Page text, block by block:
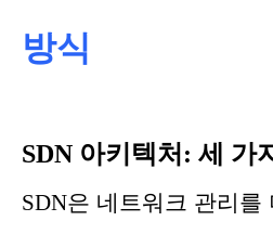
방식
SDN 아키텍처: 세 가
SDN은 네트워크 관리를